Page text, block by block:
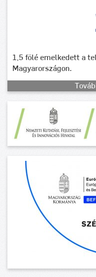
1,5 fölé emelkedett a
Magyarországon.